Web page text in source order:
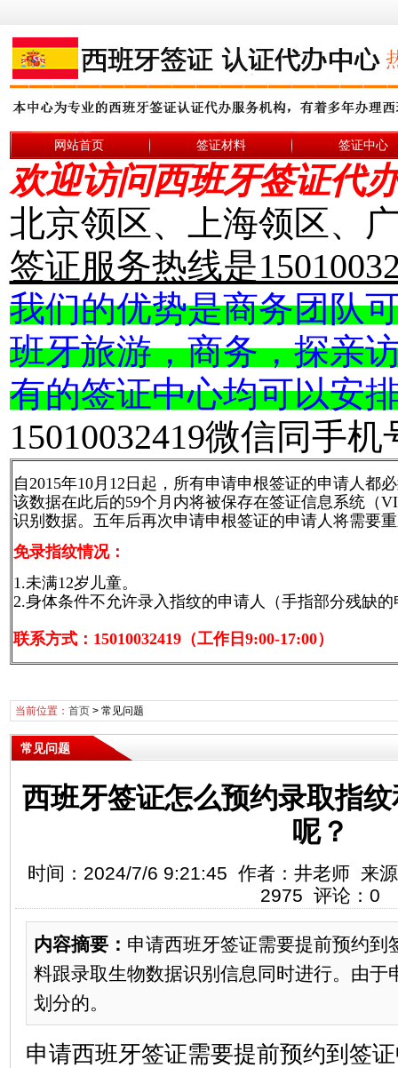
网站首页 签证材料 签证中心
欢迎访问西班牙签证代
北京领区、上海领区、
签证服务热线是
我们的优势是商务团队
班牙旅游，商务，探亲
有的签证中心均可以安
15010032419微信同手
自2015年10月12日起，所有申请申根签证的申请人都
该数据在此后的59个月内将被保存在签证信息系统（
识别数据。五年后再次申请申根签证的申请人将需要
免录指纹情况：
1.未满12岁儿童。
2.身体条件不允许录入指纹的申请人（手指部分残缺
联系方式：15010032419（工作日9:00-17:00）
当前位置： 首页> 常见问题
常见问题
西班牙签证怎么预约录取指
呢？
时间：2024/7/6 9:21:45 作者：井老师 来
2975 评论：0
内容摘要： 申请西班牙签证需要提前预约到
料跟录取生物数据识别信息同时进行。由于
划分的。
申请西班牙签证需要提前预约到签